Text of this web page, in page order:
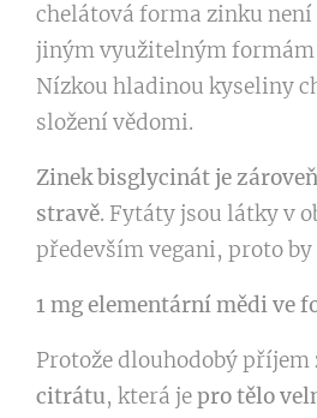
chelátová forma zinku
jiným využitelným formám
Nízkou hladinou kyseliny
složení vědomi.
Zinek bisglycinátje
stravě. Fytáty jsou látky v
především vegani, proto
1 mg elementární mědi ve
Protože dlouhodobý
citrátu, která jepro tělo